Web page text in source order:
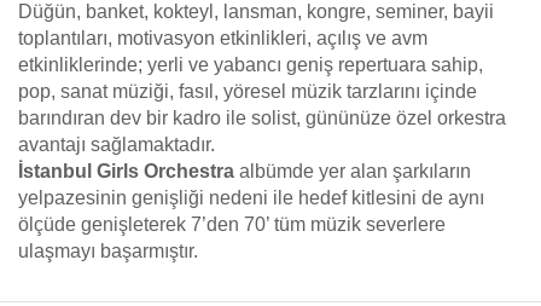
Düğün, banket, kokteyl, lansman, kongre, seminer, bayii
toplantıları, motivasyon etkinlikleri, açılış ve avm
etkinliklerinde; yerli ve yabancı geniş repertuara sahip,
pop, sanat müziği, fasıl, yöresel müzik tarzlarını içinde
barındıran dev bir kadro ile solist, gününüze özel orkestra
avantajı sağlamaktadır.
İstanbul Girls Orchestra albümde yer alan şarkıların
yelpazesinin genişliği nedeni ile hedef kitlesini de aynı
ölçüde genişleterek 7’den 70’ tüm müzik severlere
ulaşmayı başarmıştır.